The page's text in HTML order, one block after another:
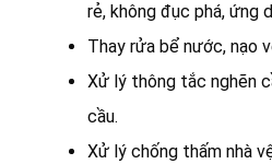
rẻ, không đục phá, ứng
Thay rửa bể nước, nạo
Xử lý thông tắc nghẽn
cầu.
Xử lý chống thấm nhà